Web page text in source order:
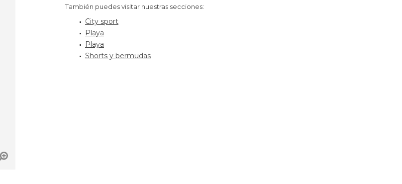
También puedes visitar nuestras secciones:
City sport
Playa
Playa
Shorts y bermudas